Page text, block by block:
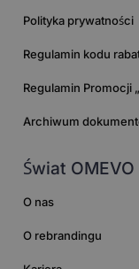
Polityka prywatności
Regulamin kodu
Regulamin Promocji
Archiwum
Świat OMEVO
O nas
O rebrandingu